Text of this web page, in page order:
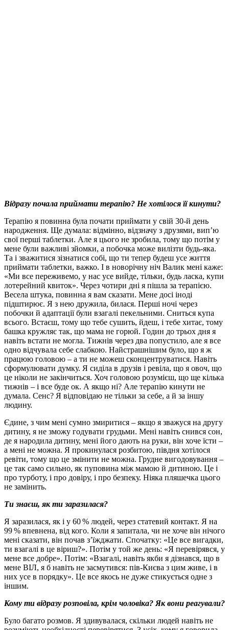
Відразу почала приймати терапію? Не хотілося її кинути?
Терапію я повинна була почати приймати у свій 30-й день
народження. Ще думала: відмінно, відзначу з друзями, вип’ю
свої перші таблетки. Але я цього не зробила, тому що потім у
мене були важливі зйомки, а побочка може вилізти будь-яка.
Та і зважитися зізнатися собі, що ти тепер будеш усе життя
приймати таблетки, важко. І в новорічну ніч Валик мені каже:
«Ми все переживемо, у нас усе вийде, тільки, будь ласка, купи
лотерейний квиток». Через чотири дні я пішла за терапією.
Весела штука, повинна я вам сказати. Мене досі іноді
підштирює. Я з нею дружила, билася. Перші ночі через
побочки й адаптації були взагалі пекельними. Сниться купа
всього. Встаєш, тому що тебе сушить, йдеш, і тебе хитає, тому
башка кружляє так, що мама не горюй. Годин до трьох дня я
навіть встати не могла. Тижнів через два попустило, але я все
одно відчувала себе слабкою. Найстрашнішим було, що я ж
працюю головою – а ти не можеш сконцентруватися. Навіть
сформулювати думку. Я сиділа в друзів і ревіла, що я овоч, що
це ніколи не закінчиться. Хоч головою розумієш, що ще кілька
тижнів – і все буде ок. А якщо ні? Але терапію кинути не
думала. Сенс? Я відповідаю не тільки за себе, а й за іншу
людину.
Єдине, з чим мені сумно змиритися – якщо я зважуся на другу
дитину, я не зможу годувати грудьми. Мені навіть снився сон,
де я народила дитину, мені його дають на руки, він хоче їсти –
а мені не можна. Я прокинулася розбитою, півдня хотілося
ревіти, тому що це змінити не можна. Грудне вигодовування –
це так само сильно, як пуповина між мамою й дитиною. Це і
про турботу, і про довіру, і про безпеку. Ніяка пляшечка цього
не замінить.
Ти знаєш, як ти заразилася?
Я заразилася, як і у 60 % людей, через статевий контакт. Я на
99 % впевнена, від кого. Коли я запитала, чи не хоче він нічого
мені сказати, він почав з’їжджати. Спочатку: «Це все вигадки,
ти взагалі в це віриш?». Потім у той же день: «Я перевірявся, у
мене все добре». Потім: «Взагалі, навіть якби я дізнався, що в
мене ВІЛ, я б навіть не засмутився: пів-Києва з цим живе, і в
них усе в порядку». Це все якось не дуже стикується одне з
іншим.
Кому ти відразу розповіла, крім чоловіка? Як вони реагували?
Було багато розмов. Я здивувалася, скільки людей навіть не